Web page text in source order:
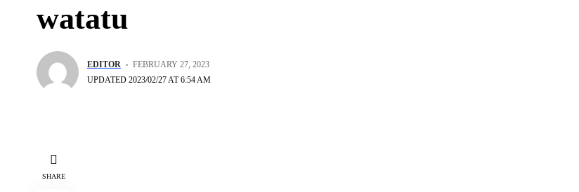
watatu
EDITOR
FEBRUARY 27, 2023
UPDATED 2023/02/27 AT 6:54 AM
SHARE